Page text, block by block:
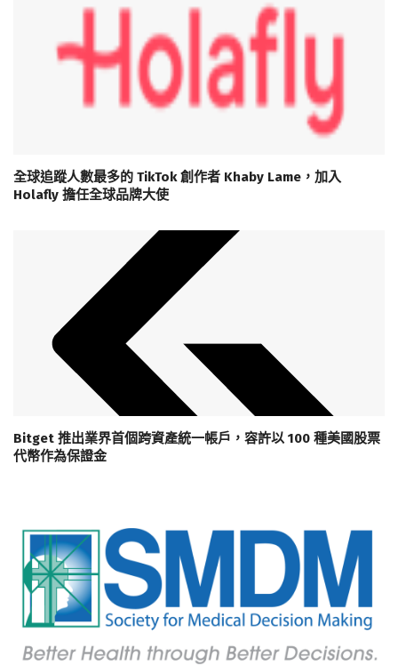
全球追蹤人數最多的 TikTok 創作者 Khaby Lame，加入
Holafly 擔任全球品牌大使
Bitget 推出業界首個跨資產統一帳戶，容許以 100 種美國股票
代幣作為保證金